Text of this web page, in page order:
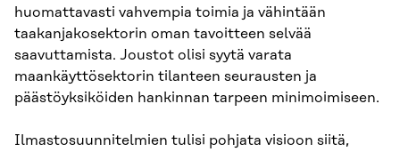
huomattavasti vahvempia toimia ja vähintään
taakanjakosektorin oman tavoitteen selvää
saavuttamista. Joustot olisi syytä varata
maankäyttösektorin tilanteen seurausten ja
päästöyksiköiden hankinnan tarpeen minimoimiseen.
Ilmastosuunnitelmien tulisi pohjata visioon siitä,